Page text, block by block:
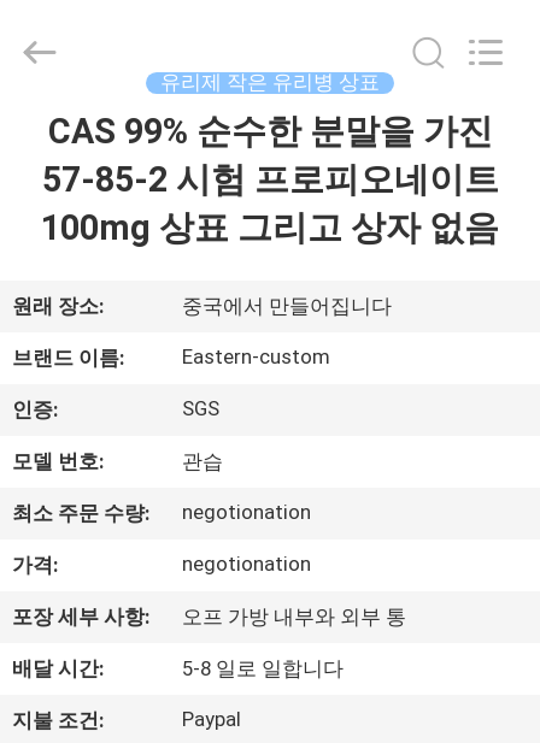
우
리
에
여
공
장
2017
유리제 작은 유리병 상표
CAS 99% 순수한 분말을 가진
57-85-2 시험 프로피오네이트
100mg 상표 그리고 상자 없음
원래 장소: 중국에서 만들어집니다
브랜드 이름: Eastern-custom
인증: SGS
모델 번호: 관습
최소 주문 수량: negotionation
가격: negotionation
포장 세부 사항: 오프 가방 내부와 외부 통
배달 시간: 5-8 일로 일합니다
지불 조건: Paypal